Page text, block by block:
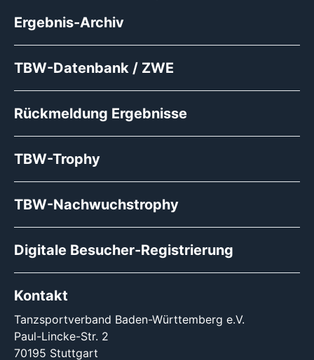
Ergebnis-Archiv
TBW-Datenbank / ZWE
Rückmeldung Ergebnisse
TBW-Trophy
TBW-Nachwuchstrophy
Digitale Besucher-Registrierung
Kontakt
Tanzsportverband Baden-Württemberg e.V.
Paul-Lincke-Str. 2
70195 Stuttgart